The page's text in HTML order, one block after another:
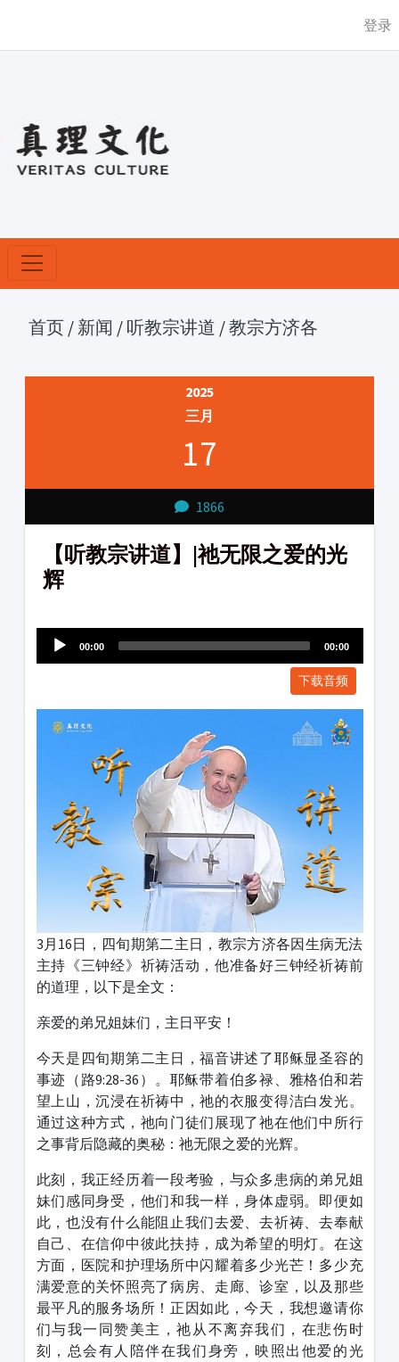
登录
首页 / 新闻 / 听教宗讲道 /教宗方济各
2025
三月
17
1866
【听教宗讲道】|祂无限之爱的光
辉
Player
00:00 00:00
下载音频
3月16日，四旬期第二主日，教宗方济各因生病无法
主持《三钟经》祈祷活动，他准备好三钟经祈祷前
的道理，以下是全文：
亲爱的弟兄姐妹们，主日平安！
今天是四旬期第二主日，福音讲述了耶稣显圣容的
事迹（路9:28-36）。耶稣带着伯多禄、雅格伯和若
望上山，沉浸在祈祷中，祂的衣服变得洁白发光。
通过这种方式，祂向门徒们展现了祂在他们中所行
之事背后隐藏的奥秘：祂无限之爱的光辉。
此刻，我正经历着一段考验，与众多患病的弟兄姐
妹们感同身受，他们和我一样，身体虚弱。即便如
此，也没有什么能阻止我们去爱、去祈祷、去奉献
自己、在信仰中彼此扶持，成为希望的明灯。在这
方面，医院和护理场所中闪耀着多少光芒！多少充
满爱意的关怀照亮了病房、走廊、诊室，以及那些
最平凡的服务场所！正因如此，今天，我想邀请你
们与我一同赞美主，祂从不离弃我们，在悲伤时
刻，总会有人陪伴在我们身旁，映照出他爱的光